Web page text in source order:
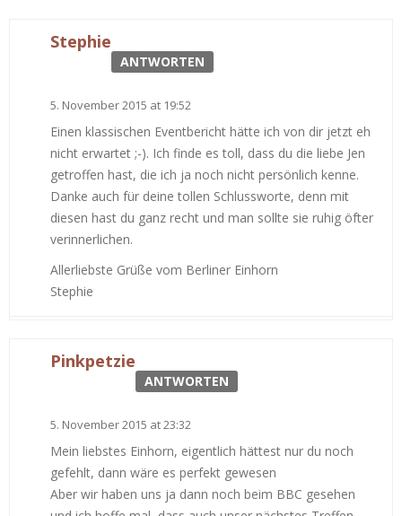
Stephie
ANTWORTEN
5. November 2015 at 19:52
Einen klassischen Eventbericht hätte ich von dir jetzt eh
nicht erwartet ;-). Ich finde es toll, dass du die liebe Jen
getroffen hast, die ich ja noch nicht persönlich kenne.
Danke auch für deine tollen Schlussworte, denn mit
diesen hast du ganz recht und man sollte sie ruhig öfter
verinnerlichen.
Allerliebste Grüße vom Berliner Einhorn
Stephie
Pinkpetzie
ANTWORTEN
5. November 2015 at 23:32
Mein liebstes Einhorn, eigentlich hättest nur du noch
gefehlt, dann wäre es perfekt gewesen
Aber wir haben uns ja dann noch beim BBC gesehen